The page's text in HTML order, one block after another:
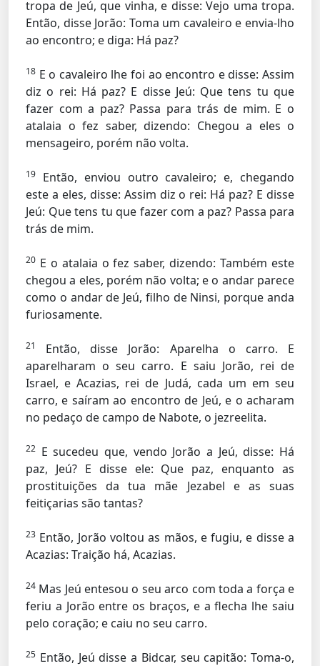
tropa de Jeú, que vinha, e disse: Vejo uma tropa.
Então, disse Jorão: Toma um cavaleiro e envia-lho
ao encontro; e diga: Há paz?
18 E o cavaleiro lhe foi ao encontro e disse: Assim
diz o rei: Há paz? E disse Jeú: Que tens tu que
fazer com a paz? Passa para trás de mim. E o
atalaia o fez saber, dizendo: Chegou a eles o
mensageiro, porém não volta.
19
Então, enviou outro cavaleiro; e, chegando
este a eles, disse: Assim diz o rei: Há paz? E disse
Jeú: Que tens tu que fazer com a paz? Passa para
trás de mim.
20 E o atalaia o fez saber, dizendo: Também este
chegou a eles, porém não volta; e o andar parece
como o andar de Jeú, filho de Ninsi, porque anda
furiosamente.
21
Então, disse Jorão: Aparelha o carro. E
aparelharam o seu carro. E saiu Jorão, rei de
Israel, e Acazias, rei de Judá, cada um em seu
carro, e saíram ao encontro de Jeú, e o acharam
no pedaço de campo de Nabote, o jezreelita.
22 E sucedeu que, vendo Jorão a Jeú, disse: Há
paz, Jeú? E disse ele: Que paz, enquanto as
prostituições da tua mãe Jezabel e as suas
feitiçarias são tantas?
23 Então, Jorão voltou as mãos, e fugiu, e disse a
Acazias: Traição há, Acazias.
24 Mas Jeú entesou o seu arco com toda a força e
feriu a Jorão entre os braços, e a flecha lhe saiu
pelo coração; e caiu no seu carro.
25 Então, Jeú disse a Bidcar, seu capitão: Toma-o,